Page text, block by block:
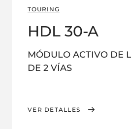
TOURING
HDL 30-A
MÓDULO ACTIVO DE
DE 2 VÍAS
VER DETALLES